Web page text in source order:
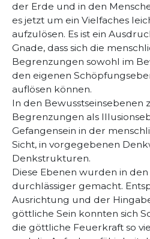
der Erde und in den
es jetzt um ein Vielfaches
aufzulösen. Es ist ein
Gnade, dass sich die
Begrenzungen sowohl im
den eigenen
auflösen können.
In den Bewusstseinsebenen
Begrenzungen als
Gefangensein in der
Sicht, in vorgegebenen
Denkstrukturen.
Diese Ebenen wurden in
durchlässiger gemacht.
Ausrichtung und der
göttliche Sein konnten sich
die göttliche Feuerkraft so